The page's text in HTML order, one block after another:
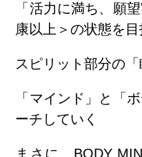
「活力に満ち、願
康以上＞の状態を目
スピリット部分の
「マインド」と「
ーチしていく
まさに、BODY